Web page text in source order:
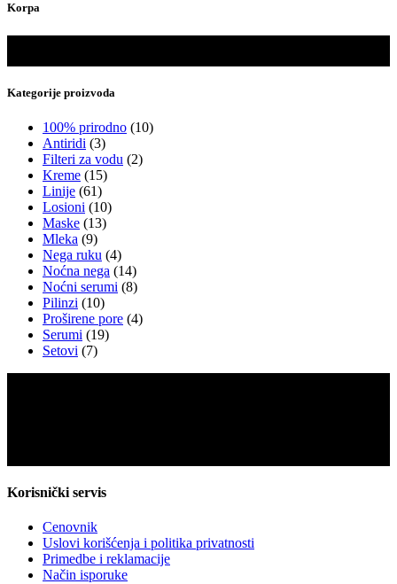
Korpa
Kategorije proizvoda
100% prirodno (10)
Antiridi (3)
Filteri za vodu (2)
Kreme (15)
Linije (61)
Losioni (10)
Maske (13)
Mleka (9)
Nega ruku (4)
Noćna nega (14)
Noćni serumi (8)
Pilinzi (10)
Proširene pore (4)
Serumi (19)
Setovi (7)
Korisnički servis
Cenovnik
Uslovi korišćenja i politika privatnosti
Primedbe i reklamacije
Način isporuke